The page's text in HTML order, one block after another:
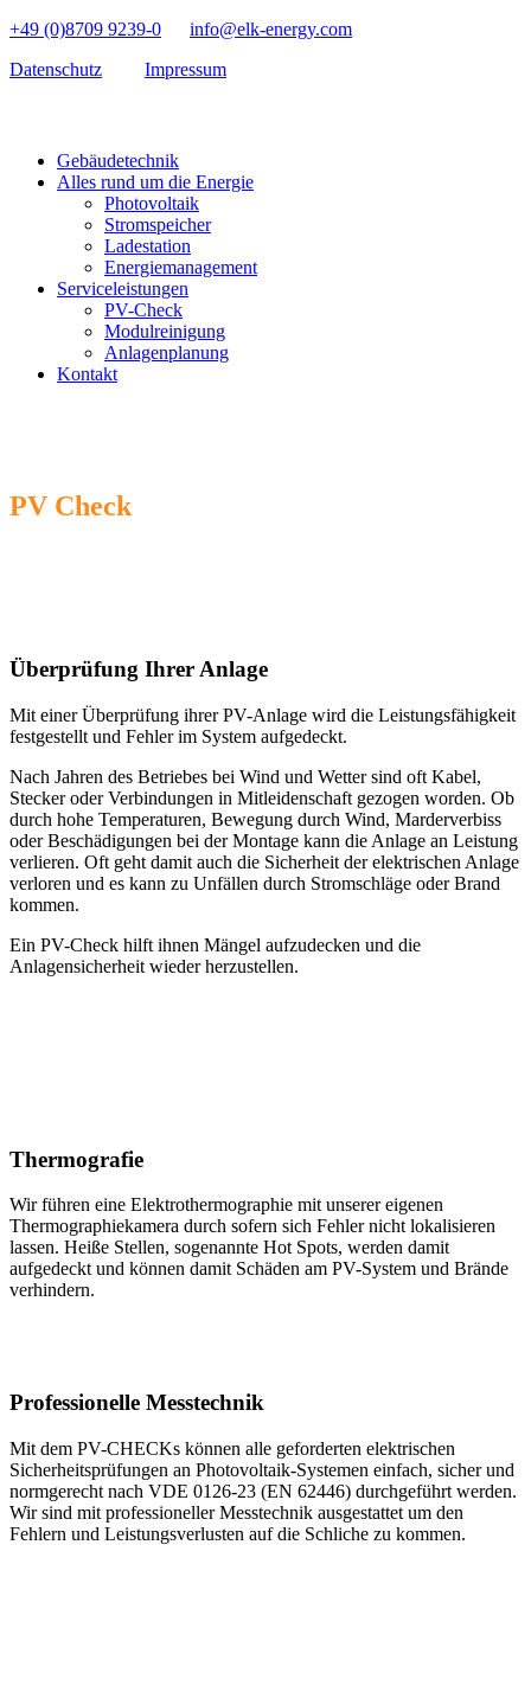
+49 (0)8709 9239-0
info@elk-energy.com
Datenschutz
Impressum
Gebäudetechnik
Alles rund um die Energie
Photovoltaik
Stromspeicher
Ladestation
Energiemanagement
Serviceleistungen
PV-Check
Modulreinigung
Anlagenplanung
Kontakt
PV Check
Überprüfung Ihrer Anlage
Mit einer Überprüfung ihrer PV-Anlage wird die Leistungsfähigkeit
festgestellt und Fehler im System aufgedeckt.
Nach Jahren des Betriebes bei Wind und Wetter sind oft Kabel,
Stecker oder Verbindungen in Mitleidenschaft gezogen worden. Ob
durch hohe Temperaturen, Bewegung durch Wind, Marderverbiss
oder Beschädigungen bei der Montage kann die Anlage an Leistung
verlieren. Oft geht damit auch die Sicherheit der elektrischen Anlage
verloren und es kann zu Unfällen durch Stromschläge oder Brand
kommen.
Ein PV-Check hilft ihnen Mängel aufzudecken und die
Anlagensicherheit wieder herzustellen.
Thermografie
Wir führen eine Elektrothermographie mit unserer eigenen
Thermographiekamera durch sofern sich Fehler nicht lokalisieren
lassen. Heiße Stellen, sogenannte Hot Spots, werden damit
aufgedeckt und können damit Schäden am PV-System und Brände
verhindern.
Professionelle Messtechnik
Mit dem PV-CHECKs können alle geforderten elektrischen
Sicherheitsprüfungen an Photovoltaik-Systemen einfach, sicher und
normgerecht nach VDE 0126-23 (EN 62446) durchgeführt werden.
Wir sind mit professioneller Messtechnik ausgestattet um den
Fehlern und Leistungsverlusten auf die Schliche zu kommen.